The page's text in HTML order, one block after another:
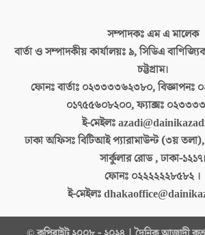
সম্পাদকঃএম এ মালেক
বার্তা ও সম্পাদকীয় কার্যালয়ঃ৯, সিডিএ
চট্টগ্রাম।
ফোনঃ বার্তাঃ ০২৩৩৩৩৬২৩৮০, বিজ্ঞাপনঃ
০১৭৫৫৬০৮২০০, ফ্যাক্সঃ
ই-মেইলঃ
ঢাকা অফিসঃবিটিআই প্যারামাউন্ট (৩য় তলা),
সার্কুলার রোড , ঢাকা-১২১৭।
ফোনঃ ০২২২২২২৮৫৮২ ।
ই-মেইলঃ